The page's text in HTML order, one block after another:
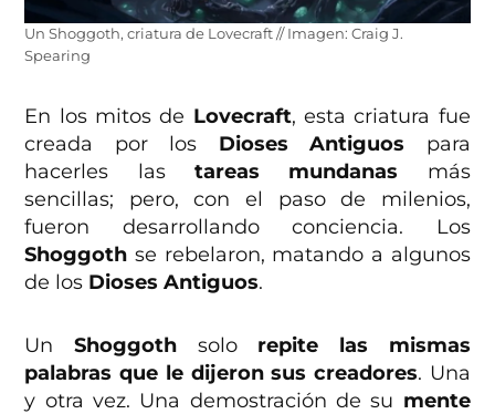
Un Shoggoth, criatura de Lovecraft // Imagen: Craig J.
Spearing
En los mitos de Lovecraft, esta criatura fue
creada por los Dioses Antiguos para
hacerles las tareas mundanas más
sencillas; pero, con el paso de milenios,
fueron desarrollando conciencia. Los
Shoggothse rebelaron, matando a algunos
de los Dioses Antiguos.
UnShoggoth solo repite las mismas
palabras que le dijeron sus creadores. Una
y otra vez. Una demostración de su mente